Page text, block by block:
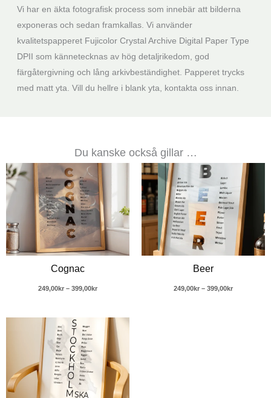
Vi har en äkta fotografisk process som innebär att bilderna
exponeras och sedan framkallas. Vi använder
kvalitetspapperet Fujicolor Crystal Archive Digital Paper Type
DPII som kännetecknas av hög detaljrikedom, god
färgåtergivning och lång arkivbeständighet. Papperet trycks
med matt yta. Vill du hellre i blank yta, kontakta oss innan.
Du kanske också gillar …
Cognac
249,00kr – 399,00kr
Prisintervall:
till
399,00kr
Beer
249,00kr – 399,00kr
249,00kr
399,00kr
Prisintervall:
249,00kr
till
399,00kr